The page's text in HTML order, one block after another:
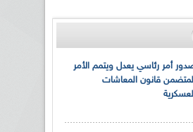
أمر رئاسي يعدل ويتمم الأمر
قانون المعاشات